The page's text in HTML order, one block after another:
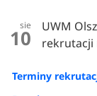
sie
10
UWM
rekrutacji
Terminy